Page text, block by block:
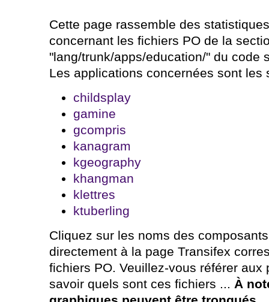
Cette page rassemble des
concernant les fichiers PO de la
"lang/trunk/apps/education/" du code
Les applications concernées sont les
childsplay
gamine
gcompris
kanagram
kgeography
khangman
klettres
ktuberling
Cliquez sur les noms des
directement à la page Transifex
fichiers PO. Veuillez-vous référer aux
savoir quels sont ces fichiers ... À